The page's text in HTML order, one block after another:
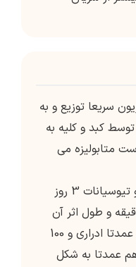
سریعا توزیع و به
کبد و کلیه به
متابولیزه می
نیمه عمر داروی اصلی 2 دقیقه و تیوسیانات 3 روز
شروع اثر دارو کمتر از 2 دقیقه و طول اثر آن
بین 1 تا 10 دقیقه است. دفع آن عمدتا ادراری و 100
عمدتا به شکل